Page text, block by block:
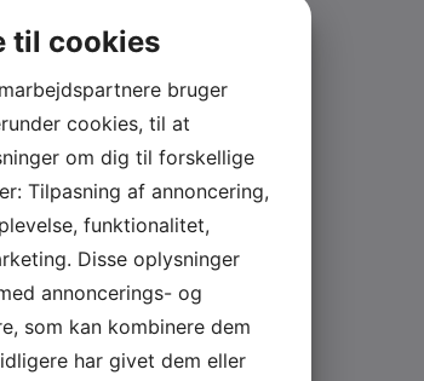
til cookies
bruger
cookies, til at
om dig til forskellige
Tilpasning af annoncering,
funktionalitet,
Disse oplysninger
annoncerings- og
som kan kombinere dem
har givet dem eller